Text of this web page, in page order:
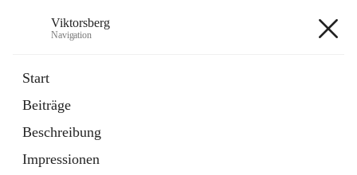
Viktorsberg
Navigation
Start
Beiträge
Beschreibung
Impressionen
1 Schnellzugriff
Bürgerservice